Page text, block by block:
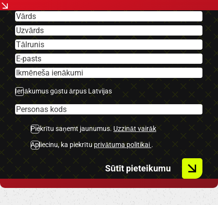
-Priekšējie parkošanās sensori.
-Aizmugurējie parkošanās sensori.
-Vieglmetāla diski.
-Xenon lukturi.
-Head-up.
Ienākumus gūstu ārpus Latvijas
Piekrītu saņemt jaunumus. Uzzināt vairāk
Apliecinu, ka piekrītu privātuma politikai .
Sūtīt pieteikumu